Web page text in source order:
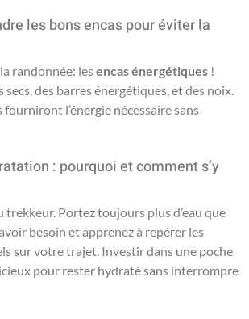
les bons encas pour éviter la
randonnée: lesencas énergétiques !
des barres énergétiques, et des noix.
fourniront l’énergie nécessaire sans
: pourquoi et comment s’y
trekkeur. Portez toujours plus d’eau que
besoin et apprenez à repérer les
sur votre trajet. Investir dans une poche
pour rester hydraté sans interrompre